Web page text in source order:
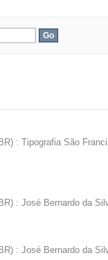
: Tipografia São
: José Bernardo da
: José Bernardo da